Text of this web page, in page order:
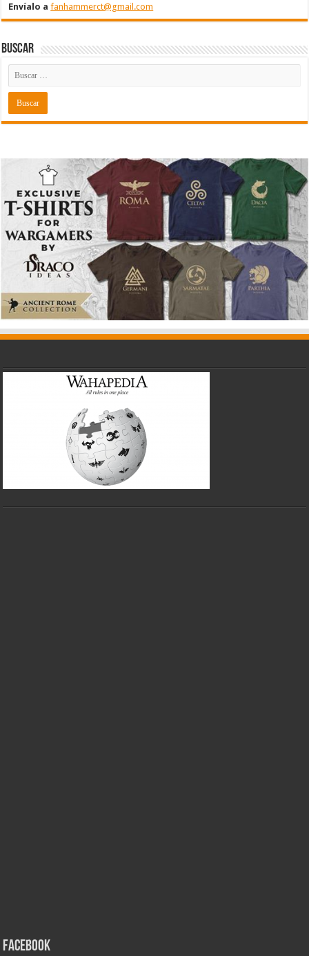
Envíalo afanhammerct@gmail.com
Buscar
Facebook